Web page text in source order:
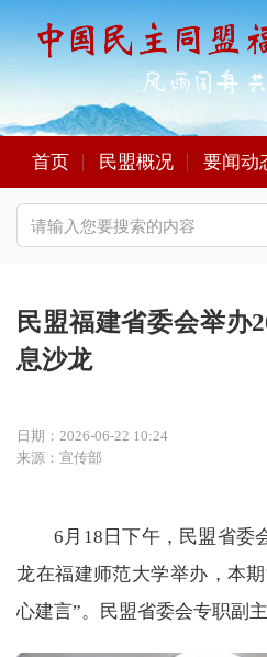
首页 民盟概况 要闻动
民盟福建省委会举办
息沙龙
日期：2026-06-22 10:24
来源：宣传部
6月18日下午，民盟省委
龙在福建师范大学举办，本
心建言”。民盟省委会专职副